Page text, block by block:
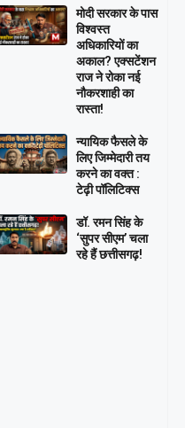
मोदी सरकार के पास
विश्वस्त
अधिकारियों का
अकाल? एक्सटेंशन
राज ने रोका नई
नौकरशाही का
रास्ता!
न्यायिक फैसले के
लिए जिम्मेदारी तय
करने का वक्त :
टेढ़ी पॉलिटिक्स
डॉ. रमन सिंह के
‘सुपर सीएम’ चला
रहे हैं छत्तीसगढ़!